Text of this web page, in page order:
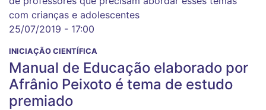
com crianças e adolescentes
25/07/2019 - 17:00
INICIAÇÃO CIENTÍFICA
Manual de Educação elaborado por
Afrânio Peixoto é tema de estudo
premiado